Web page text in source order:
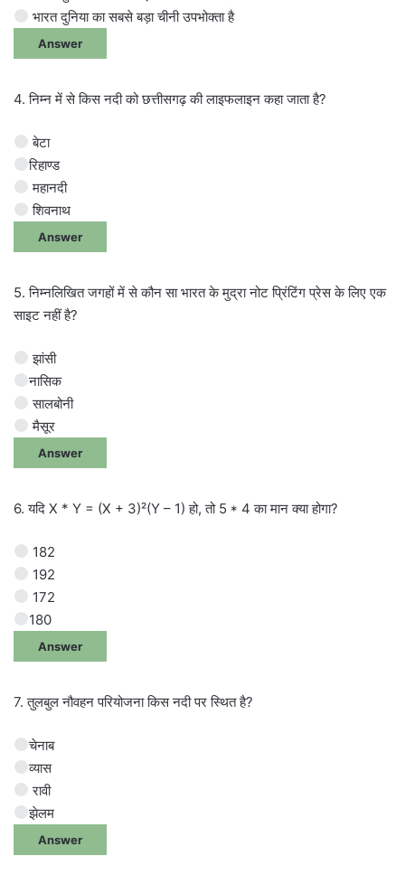
भारत दुनिया का सबसे बड़ा चीनी उपभोक्ता है
Answer
4. निम्न में से किस नदी को छत्तीसगढ़ की लाइफलाइन कहा जाता है?
बेटा
रिहाण्ड
महानदी
शिवनाथ
Answer
5. निम्नलिखित जगहों में से कौन सा भारत के मुद्रा नोट प्रिंटिंग प्रेस के लिए एक
साइट नहीं है?
झांसी
नासिक
सालबोनी
मैसूर
Answer
6. यदि X * Y = (X + 3)²(Y – 1) हो, तो 5 * 4 का मान क्या होगा?
182
192
172
180
Answer
7. तुलबुल नौवहन परियोजना किस नदी पर स्थित है?
चेनाब
व्यास
रावी
झेलम
Answer